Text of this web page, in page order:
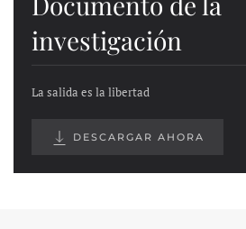
investigación
La salida es la libertad
DESCARGAR AHORA